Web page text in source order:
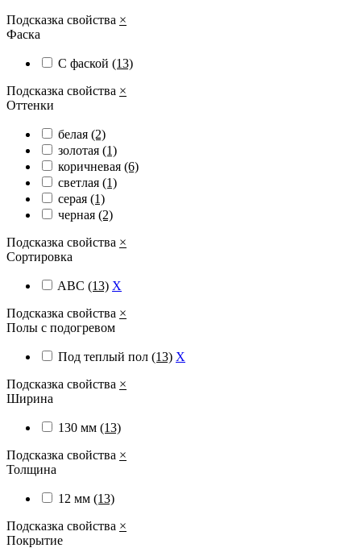
Подсказка свойства ×
Фаска
С фаской (13)
Подсказка свойства ×
Оттенки
белая (2)
золотая (1)
коричневая (6)
светлая (1)
серая (1)
черная (2)
Подсказка свойства ×
Сортировка
ABС (13) X
Подсказка свойства ×
Полы с подогревом
Под теплый пол (13) X
Подсказка свойства ×
Ширина
130 мм (13)
Подсказка свойства ×
Толщина
12 мм (13)
Подсказка свойства ×
Покрытие